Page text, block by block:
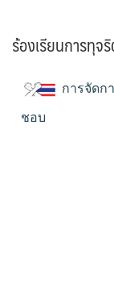
ร้องเรียนการทุจ
การจัดก
ชอบ